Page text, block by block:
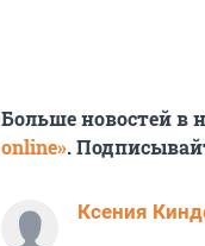
Больше новостей в
online».
Ксения